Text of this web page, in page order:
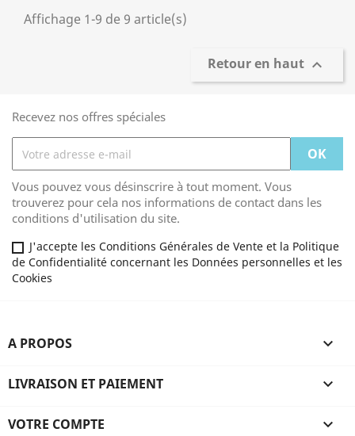
Affichage 1-9 de 9 article(s)
Retour en haut 
Recevez nos offres spéciales
Vous pouvez vous désinscrire à tout moment. Vous
trouverez pour cela nos informations de contact dans les
conditions d'utilisation du site.
J'accepte les Conditions Générales de Vente et la Politique
de Confidentialité concernant les Données personnelles et les
Cookies
A PROPOS 
LIVRAISON ET PAIEMENT 
VOTRE COMPTE 